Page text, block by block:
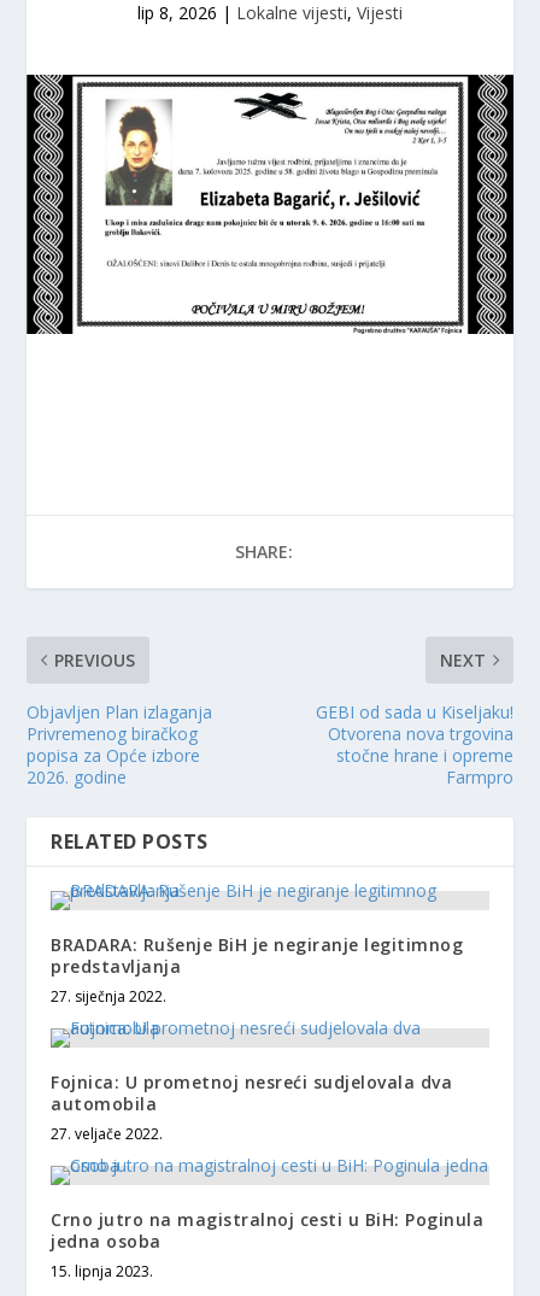
lip 8, 2026 | Lokalne vijesti, Vijesti
SHARE:
PREVIOUS
Objavljen Plan izlaganja
Privremenog biračkog
popisa za Opće izbore
2026. godine
NEXT
GEBI od sada u Kiseljaku!
Otvorena nova trgovina
stočne hrane i opreme
Farmpro
RELATED POSTS
BRADARA: Rušenje BiH je negiranje legitimnog
predstavljanja
27. siječnja 2022.
Fojnica: U prometnoj nesreći sudjelovala dva
automobila
27. veljače 2022.
Crno jutro na magistralnoj cesti u BiH: Poginula
jedna osoba
15. lipnja 2023.